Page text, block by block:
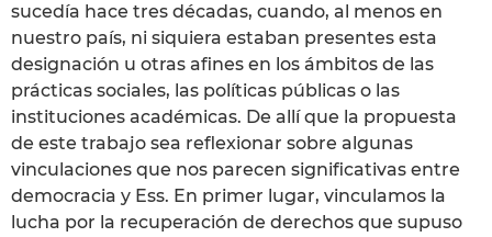
sucedía hace tres décadas, cuando, al menos en
nuestro país, ni siquiera estaban presentes esta
designación u otras afines en los ámbitos de las
prácticas sociales, las políticas públicas o las
instituciones académicas. De allí que la propuesta
de este trabajo sea reflexionar sobre algunas
vinculaciones que nos parecen significativas entre
democracia y Ess. En primer lugar, vinculamos la
lucha por la recuperación de derechos que supuso